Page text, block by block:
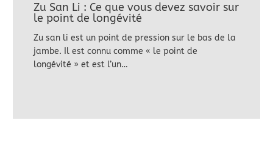
Zu San Li : Ce que vous devez savoir sur
le point de longévité
Zu san li est un point de pression sur le bas de la
jambe. Il est connu comme « le point de
longévité » et est l’un…